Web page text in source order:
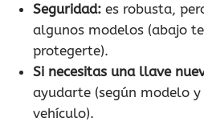
Seguridad: es robusta,
algunos modelos (abajo
protegerte).
Si necesitas una llave
ayudarte (según modelo
vehículo).